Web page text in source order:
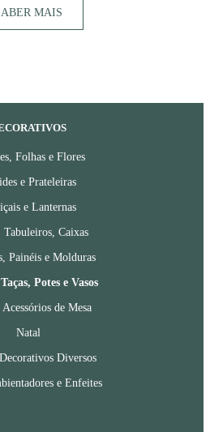
MAIS
Folhas e Flores
e Prateleiras
e Lanternas
Tabuleiros, Caixas
Painéis e Molduras
Potes e Vasos
de Mesa
Natal
Diversos
e Enfeites